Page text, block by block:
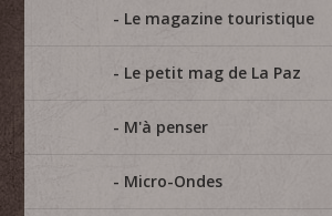
Le magazine touristique
Le petit mag de La Paz
M'à penser
Micro-Ondes